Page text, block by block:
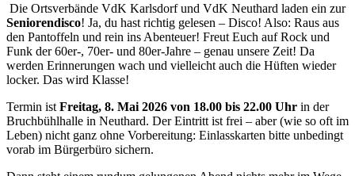
Die Ortsverbände VdK Karlsdorf und VdK Neuthard laden ein zur
Seniorendisco! Ja, du hast richtig gelesen – Disco! Also: Raus aus
den Pantoffeln und rein ins Abenteuer! Freut Euch auf Rock und
Funk der 60er-, 70er- und 80er-Jahre – genau unsere Zeit! Da
werden Erinnerungen wach und vielleicht auch die Hüften wieder
locker. Das wird Klasse!
Termin ist Freitag, 8. Mai 2026 von 18.00 bis 22.00 Uhr in der
Bruchbühlhalle in Neuthard. Der Eintritt ist frei – aber (wie so oft im
Leben) nicht ganz ohne Vorbereitung: Einlasskarten bitte unbedingt
vorab im Bürgerbüro sichern.